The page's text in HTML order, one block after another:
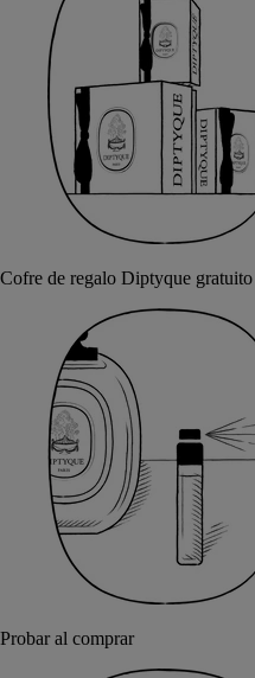
Cofre de regalo Diptyque gratuito
Probar al comprar